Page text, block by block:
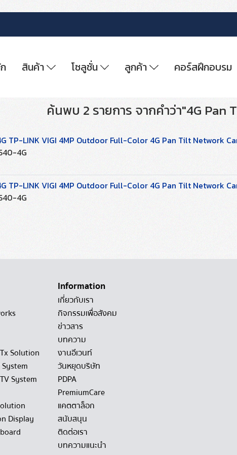
สินค้า โซลูชั่น ลูกค้า คอร์สฝึกอบรม
ค้นพบ 2 รายการ จากคำว่า"4G Pan
TP-LINK VIGI 4MP Outdoor Full-Color 4G Pan Tilt Network
4G
TP-LINK VIGI 4MP Outdoor Full-Color 4G Pan Tilt Network
4G
Solution
System
System
Display
Information
เกี่ยวกับเรา
กิจกรรมเพื่อสังคม
ข่าวสาร
บทความ
งานอีเวนท์
วันหยุดบริษัท
PDPA
PremiumCare
แคตตาล็อก
สนับสนุน
ติดต่อเรา
บทความแนะนำ